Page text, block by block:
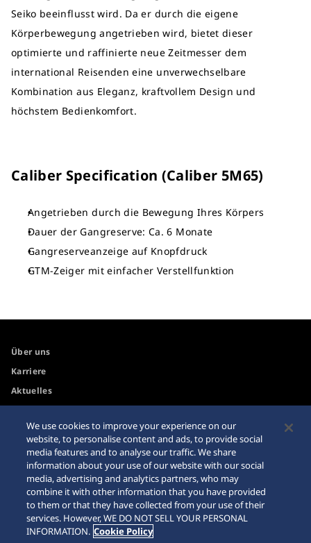
Seiko beeinflusst wird. Da er durch die eigene
Körperbewegung angetrieben wird, bietet dieser
optimierte und raffinierte neue Zeitmesser dem
international Reisenden eine unverwechselbare
Kombination aus Eleganz, kraftvollem Design und
höchstem Bedienkomfort.
Caliber Specification (Caliber 5M65)
Angetrieben durch die Bewegung Ihres Körpers
Dauer der Gangreserve: Ca. 6 Monate
Gangreserveanzeige auf Knopfdruck
GTM-Zeiger mit einfacher Verstellfunktion
Über uns
Karriere
Aktuelles
Zugänglichkeit
Internetkäufe
Datenschutzbestimmungen
Händler
Sitemap
We use cookies to improve your experience on our
website, to personalise content and ads, to provide social
media features and to analyse our traffic. We share
information about your use of our website with our social
media, advertising and analytics partners, who may
combine it with other information that you have provided
to them or that they have collected from your use of their
services. However, WE DO NOT SELL YOUR PERSONAL
INFORMATION. Cookie Policy